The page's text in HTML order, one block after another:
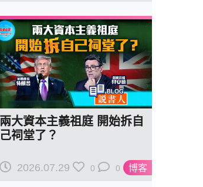
博客
兩大資本主義祖庭 開始拆自
己祠堂了？
2026.07.29 0 0